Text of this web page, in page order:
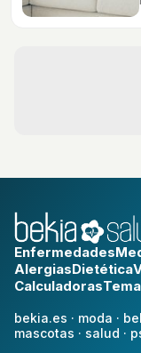
Enfermedades
AlergiasDietética
Calculadoras
bekia.es · moda ·
mascotas · salud ·